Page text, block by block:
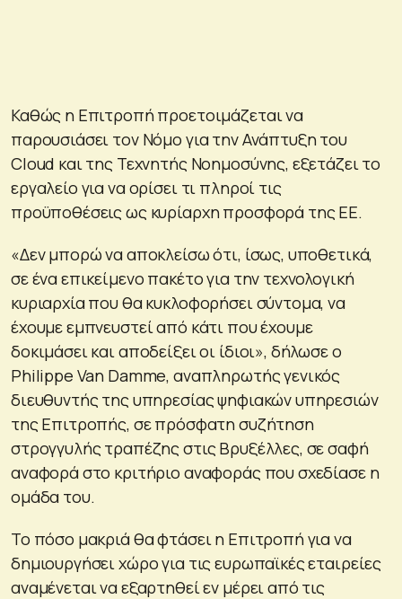
Καθώς η Επιτροπή προετοιμάζεται να
παρουσιάσει τον Νόμο για την Ανάπτυξη του
Cloud και της Τεχνητής Νοημοσύνης, εξετάζει το
εργαλείο για να ορίσει τι πληροί τις
προϋποθέσεις ως κυρίαρχη προσφορά της ΕΕ.
«Δεν μπορώ να αποκλείσω ότι, ίσως, υποθετικά,
σε ένα επικείμενο πακέτο για την τεχνολογική
κυριαρχία που θα κυκλοφορήσει σύντομα, να
έχουμε εμπνευστεί από κάτι που έχουμε
δοκιμάσει και αποδείξει οι ίδιοι», δήλωσε ο
Philippe Van Damme, αναπληρωτής γενικός
διευθυντής της υπηρεσίας ψηφιακών υπηρεσιών
της Επιτροπής, σε πρόσφατη συζήτηση
στρογγυλής τραπέζης στις Βρυξέλλες, σε σαφή
αναφορά στο κριτήριο αναφοράς που σχεδίασε η
ομάδα του.
Το πόσο μακριά θα φτάσει η Επιτροπή για να
δημιουργήσει χώρο για τις ευρωπαϊκές εταιρείες
αναμένεται να εξαρτηθεί εν μέρει από τις